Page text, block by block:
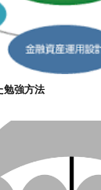
勉強方法